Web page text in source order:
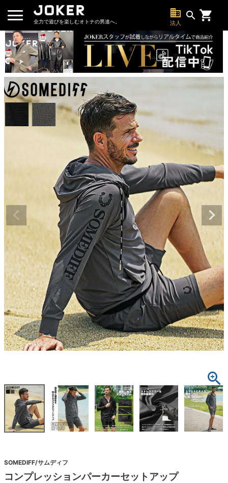
全力で遊びを楽しむオトナの男達へ。
business
法人
search
SOMEDIFF/サムディフ
コンプレッションパーカーセットアップ